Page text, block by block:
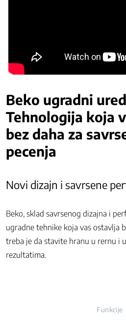
Beko ugradni
Tehnologija koja
bez daha za
pecenja
Novi dizajn i savrsene
Beko, sklad savrsenog dizajna i
ugradne tehnike koja vas ostavlja
treba je da stavite hranu u rernu i
rezultatima.
Funkcije